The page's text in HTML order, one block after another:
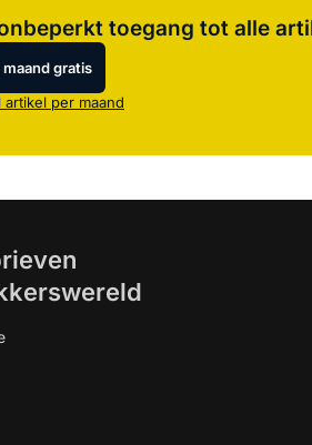
toegang tot alle
maand gratis
artikel per maand